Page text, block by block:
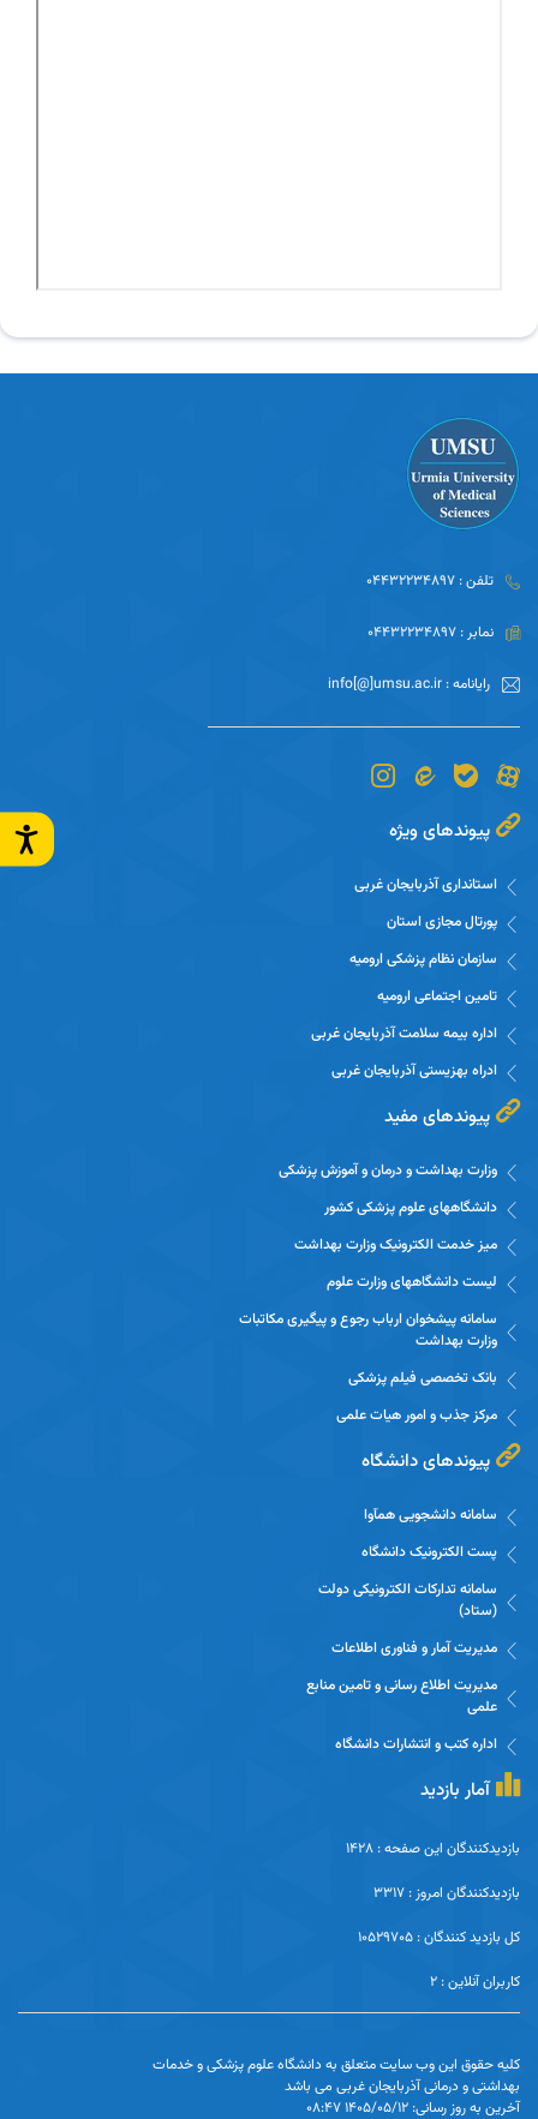
تلفن : 04432234897
نمابر : 04432234897
رایانامه : info[@]umsu.ac.ir
پیوندهای ویژه
استانداری آذربایجان غربی
پورتال مجازی استان
سازمان نظام پزشکی ارومیه
تامین اجتماعی ارومیه
اداره بیمه سلامت آذربایجان غربی
ادراه بهزیستی آذربایجان غربی
پیوندهای مفید
وزارت بهداشت و درمان و آموزش پزشکی
دانشگاههای علوم پزشکی کشور
میز خدمت الکترونیک وزارت بهداشت
لیست دانشگاههای وزارت علوم
سامانه پیشخوان ارباب رجوع و پیگیری مکاتبات
وزارت بهداشت
بانک تخصصی فیلم پزشکی
مرکز جذب و امور هیات علمی
پیوندهای دانشگاه
سامانه دانشجویی همآوا
پست الکترونیک دانشگاه
سامانه تدارکات الکترونیکی دولت
(ستاد)
مدیریت آمار و فناوری اطلاعات
مدیریت اطلاع رسانی و تامین منابع
علمی
اداره کتب و انتشارات دانشگاه
آمار بازدید
بازدیدکنندگان این صفحه : 1428
بازدیدکنندگان امروز : 3317
کل بازدید کنندگان : 10529705
کاربران آنلاین : 2
کلیه حقوق این وب سایت متعلق به دانشگاه علوم پزشکی و خدمات
بهداشتی و درمانی آذربایجان غربی می باشد
آخرین به روز رسانی: 1405/05/12 08:47